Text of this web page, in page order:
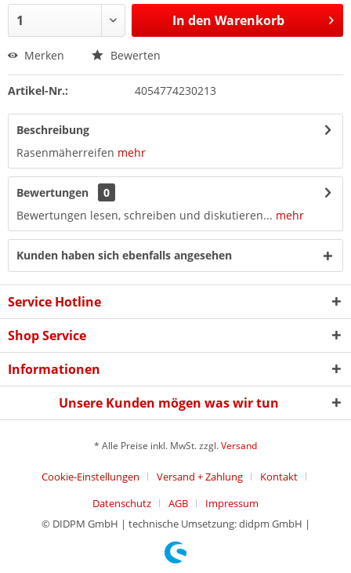
In den Warenkorb
Merken Bewerten
Artikel-Nr.: 4054774230213
Beschreibung
Rasenmäherreifen mehr
Bewertungen
0
Bewertungen lesen, schreiben und diskutieren... mehr
Kunden haben sich ebenfalls angesehen
Service Hotline
Shop Service
Informationen
Unsere Kunden mögen was wir tun
* Alle Preise inkl. MwSt. zzgl.Versand
Cookie-Einstellungen Versand + Zahlung
Kontakt
Datenschutz
AGB
Impressum
© DIDPM GmbH | technische Umsetzung: didpm GmbH |